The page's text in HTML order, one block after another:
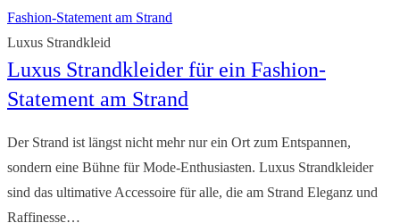
–
Der
Sommertraum
Luxus Strandkleid
Luxus Strandkleider für ein Fashion-
Statement am Strand
Der Strand ist längst nicht mehr nur ein Ort zum Entspannen,
sondern eine Bühne für Mode-Enthusiasten. Luxus Strandkleider
sind das ultimative Accessoire für alle, die am Strand Eleganz und
Raffinesse…